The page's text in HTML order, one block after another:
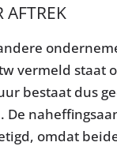
AFTREK
vermeld staat
bestaat dus
omdat